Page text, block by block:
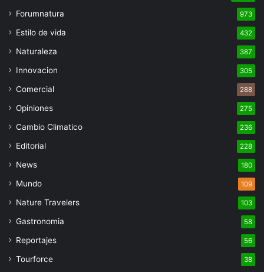
Forumnatura 973
Estilo de vida 432
Naturaleza 387
Innovacion 305
Comercial 288
Opiniones 275
Cambio Climatico 236
Editorial 228
News 180
Mundo 109
Nature Travelers 103
Gastronomia 58
Reportajes 56
Tourforce 38